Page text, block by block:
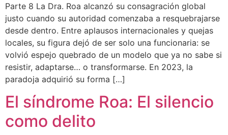
Parte 8 La Dra. Roa alcanzó su consagración global
justo cuando su autoridad comenzaba a resquebrajarse
desde dentro. Entre aplausos internacionales y quejas
locales, su figura dejó de ser solo una funcionaria: se
volvió espejo quebrado de un modelo que ya no sabe si
resistir, adaptarse… o transformarse. En 2023, la
paradoja adquirió su forma […]
El síndrome Roa: El silencio
como delito